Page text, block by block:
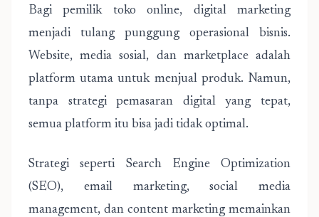
Bagi pemilik toko online, digital marketing
menjadi tulang punggung operasional bisnis.
Website, media sosial, dan marketplace adalah
platform utama untuk menjual produk. Namun,
tanpa strategi pemasaran digital yang tepat,
semua platform itu bisa jadi tidak optimal.
Strategi seperti Search Engine Optimization
(SEO), email marketing, social media
management, dan content marketing memainkan